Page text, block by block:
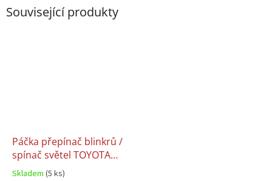
Související produkty
Páčka přepínač blinkrů /
spínač světel TOYOTA
YARIS (Japan)
Skladem (5 ks)